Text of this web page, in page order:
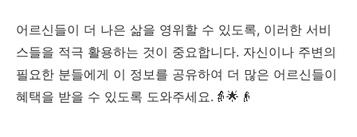
어르신들이 더 나은 삶을 영위할 수 있도록, 이러한 서비
스들을 적극 활용하는 것이 중요합니다. 자신이나 주변의
필요한 분들에게 이 정보를 공유하여 더 많은 어르신들이
혜택을 받을 수 있도록 도와주세요.👵🌟👴